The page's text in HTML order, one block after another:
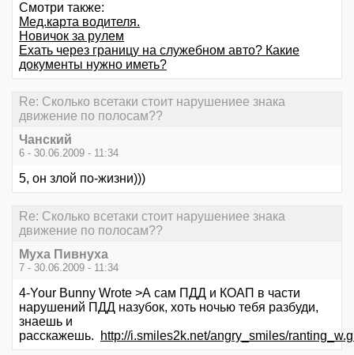
Смотри также:
Мед.карта водителя.
Новичок за рулем
Ехать через границу на служебном авто? Какие
документы нужно иметь?
Re: Сколько всетаки стоит нарушениее знака
движение по полосам??
Чанский
6 - 30.06.2009 - 11:34
5, он злой по-жизни)))
Re: Сколько всетаки стоит нарушениее знака
движение по полосам??
Myxa Пивнухa
7 - 30.06.2009 - 11:34
4-Your Bunny Wrote >А сам ПДД и КОАП в части
нарушений ПДД назубок, хоть ночью тебя разбуди,
знаешь и
расскажешь.
http://i.smiles2k.net/angry_smiles/